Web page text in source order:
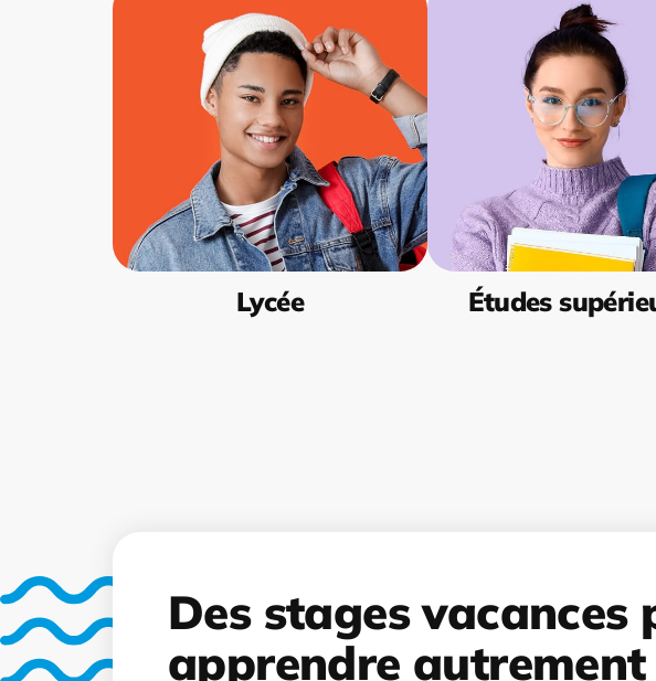
Lycée Études
Des stages vacances
apprendre autrement